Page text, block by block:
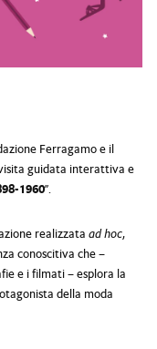
Ferragamo e il
guidata interattiva e
1960”.
realizzata ad hoc,
conoscitiva che –
e i filmati – esplora la
della moda